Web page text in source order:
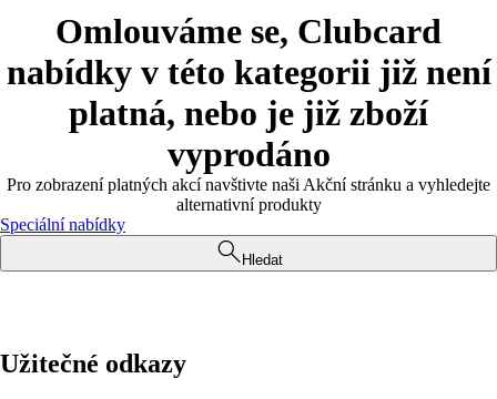
Omlouváme se, Clubcard
nabídky v této kategorii již není
platná, nebo je již zboží
vyprodáno
Pro zobrazení platných akcí navštivte naši Akční stránku a vyhledejte
alternativní produkty
Speciální nabídky
Hledat
Užitečné odkazy